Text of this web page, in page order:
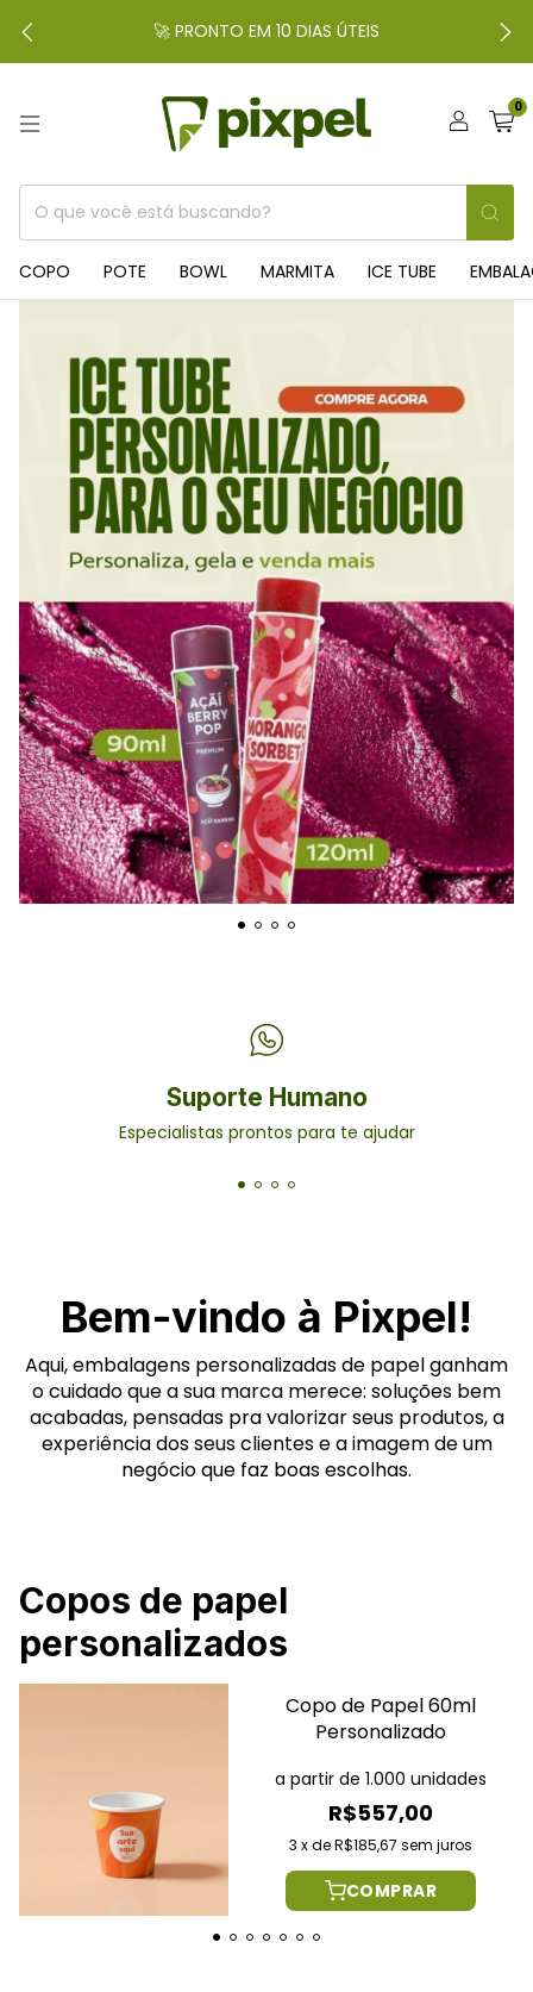
🚀 PRONTO EM 10 DIAS ÚTEIS
0
COPO POTE BOWL MARMITA ICE TUBE
Suporte Humano
Especialistas prontos para te ajudar
Bem-vindo à Pixpel!
Aqui, embalagens personalizadas de papel ganham
o cuidado que a sua marca merece: soluções bem
acabadas, pensadas pra valorizar seus produtos, a
experiência dos seus clientes e a imagem de um
negócio que faz boas escolhas.
Copos de papel
personalizados
Copo de Papel 60ml
Personalizado
R$557,00
3 xdeR$185,67 sem juros
a partir de 1.000 unidades
COMPRAR